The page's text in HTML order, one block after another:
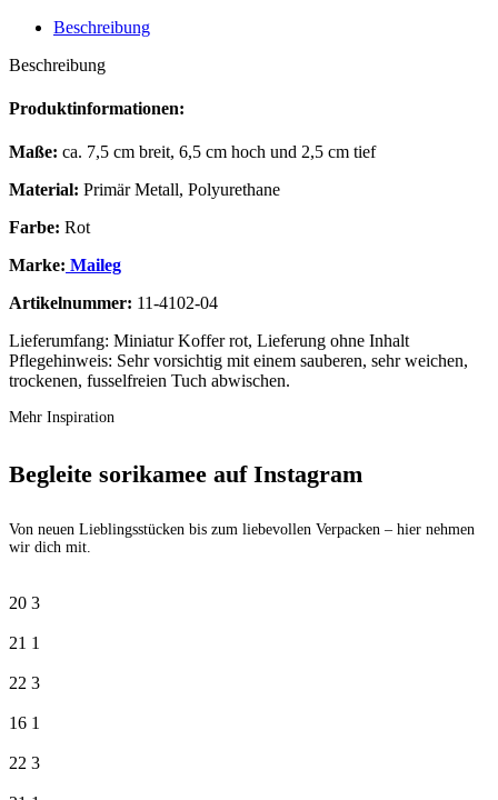
Beschreibung
Beschreibung
Produktinformationen:
Maße: ca. 7,5 cm breit, 6,5 cm hoch und 2,5 cm tief
Material: Primär Metall, Polyurethane
Farbe: Rot
Marke: Maileg
Artikelnummer: 11-4102-04
Lieferumfang: Miniatur Koffer rot, Lieferung ohne Inhalt
Pflegehinweis: Sehr vorsichtig mit einem sauberen, sehr weichen,
trockenen, fusselfreien Tuch abwischen.
Mehr Inspiration
Begleite sorikamee auf Instagram
Von neuen Lieblingsstücken bis zum liebevollen Verpacken – hier nehmen
wir dich mit.
20 3
21 1
22 3
16 1
22 3